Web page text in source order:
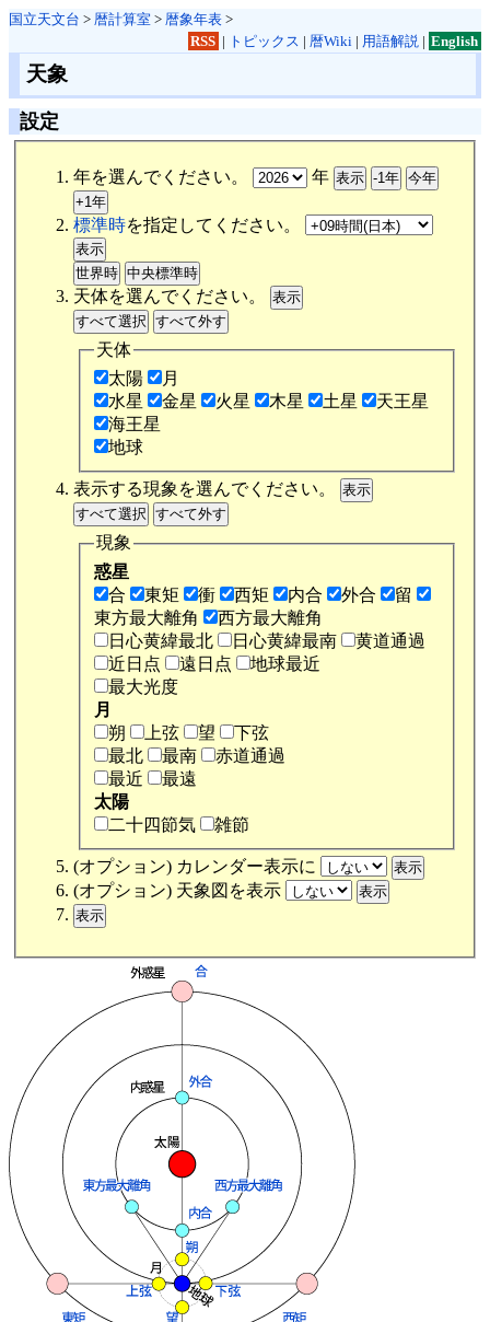
国立天文台 > 暦計算室 > 暦象年表 >
RSS | トピックス | 暦Wiki| 用語解説| English
天象
設定
年を選んでください。 年
標準時を指定してください。
天体を選んでください。
天体
太陽
月
水星
金星 火星 木星 土星
天王星
海王星
地球
表示する現象を選んでください。
現象
惑星
合
東矩 衝 西矩 内合 外合
留
東方最大離角
西方最大離角
日心黄緯最北
日心黄緯最南
黄道通過
近日点
遠日点
地球最近
最大光度
月
朔
上弦 望
下弦
最北
最南
赤道通過
最近
最遠
太陽
二十四節気
雑節
(オプション) カレンダー表示に
(オプション) 天象図を表示